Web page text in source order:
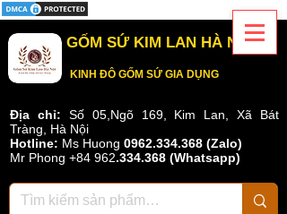
GỐM SỨ KIM LAN HÀ NỘI
KINH ĐÔ GỐM SỨ GIA DỤNG
Địa chỉ: Số 05,Ngõ 169, Kim Lan, Xã Bát
Tràng, Hà Nội
Hotline: Ms Huong 0962.334.368 (Zalo)
Mr Phong +84 962.334.368 (Whatsapp)